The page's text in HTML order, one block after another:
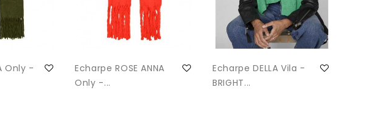
Only -
Echarpe ROSE ANNA
Only -...
Echarpe DELLA Vila -
BRIGHT...